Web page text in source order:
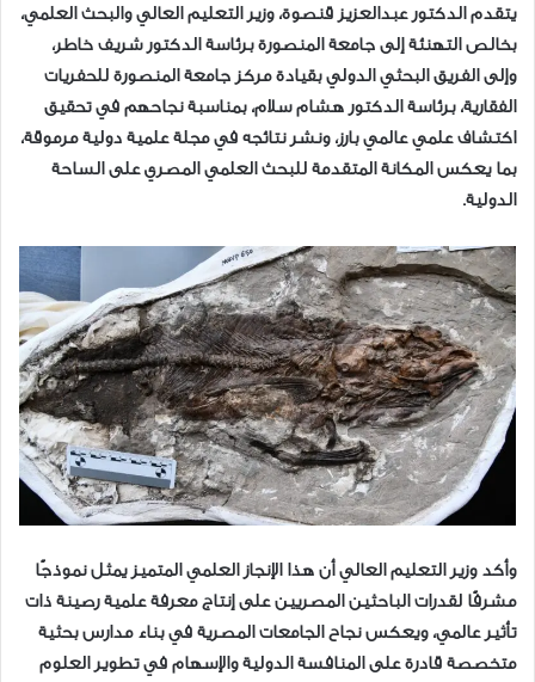
يتقدم الدكتور عبدالعزيز قنصوة، وزير التعليم العالي والبحث العلمي،
بخالص التهنئة إلى جامعة المنصورة برئاسة الدكتور شريف خاطر،
وإلى الفريق البحثي الدولي بقيادة مركز جامعة المنصورة للحفريات
الفقارية، برئاسة الدكتور هشام سلام، بمناسبة نجاحهم في تحقيق
اكتشاف علمي عالمي بارز، ونشر نتائجه في مجلة علمية دولية مرموقة،
بما يعكس المكانة المتقدمة للبحث العلمي المصري على الساحة
الدولية.
وأكد وزير التعليم العالي أن هذا الإنجاز العلمي المتميز يمثل نموذجًا
مشرفًا لقدرات الباحثين المصريين على إنتاج معرفة علمية رصينة ذات
تأثير عالمي، ويعكس نجاح الجامعات المصرية في بناء مدارس بحثية
متخصصة قادرة على المنافسة الدولية والإسهام في تطوير العلوم